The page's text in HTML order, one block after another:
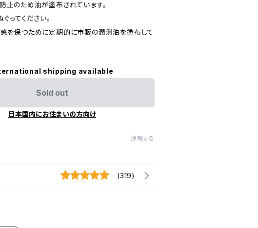
止のため油が塗布されています。
ってください。
を保つために定期的に市販の潤滑油を塗布して
shipping available
Sold out
日本国内にお住まいの方向け
通報する
(319)